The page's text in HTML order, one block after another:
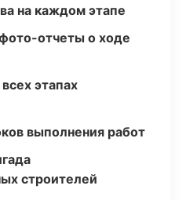
на каждом этапе
отчеты о ходе
этапах
выполнения работ
строителей